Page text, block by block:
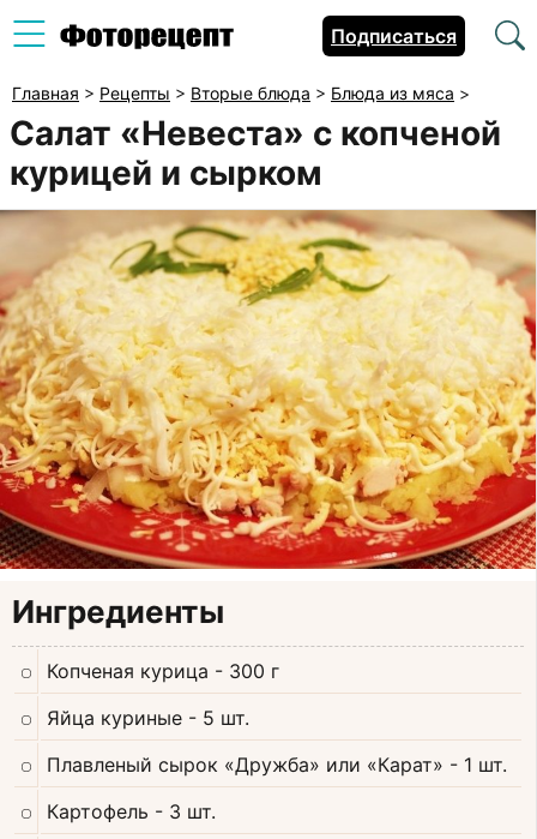
Подписаться
Главная > Рецепты > Вторые блюда > Блюда из мяса >
Салат «Невеста» с копченой
курицей и сырком
Ингредиенты
Копченая курица - 300 г
Яйца куриные - 5 шт.
Плавленый сырок «Дружба» или «Карат» - 1 шт.
Картофель - 3 шт.